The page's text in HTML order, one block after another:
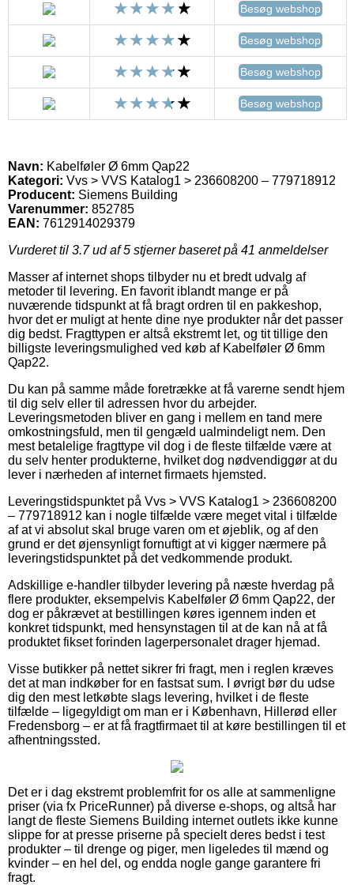
Besøg webshop
Besøg webshop
Besøg webshop
Besøg webshop
Navn: Kabelføler Ø 6mm Qap22
Kategori: Vvs > VVS Katalog1 > 236608200 – 779718912
Producent: Siemens Building
Varenummer: 852785
EAN: 7612914029379
Vurderet til 3.7ud af 5 stjerner baseret på 41 anmeldelser
Masser af internet shops tilbyder nu et bredt udvalg af
metoder til levering. En favorit iblandt mange er på
nuværende tidspunkt at få bragt ordren til en pakkeshop,
hvor det er muligt at hente dine nye produkter når det passer
dig bedst. Fragttypen er altså ekstremt let, og tit tillige den
billigste leveringsmulighed ved køb af Kabelføler Ø 6mm
Qap22.
Du kan på samme måde foretrække at få varerne sendt hjem
til dig selv eller til adressen hvor du arbejder.
Leveringsmetoden bliver en gang i mellem en tand mere
omkostningsfuld, men til gengæld ualmindeligt nem. Den
mest betalelige fragttype vil dog i de fleste tilfælde være at
du selv henter produkterne, hvilket dog nødvendiggør at du
lever i nærheden af internet firmaets hjemsted.
Leveringstidspunktet på Vvs > VVS Katalog1 > 236608200
– 779718912 kan i nogle tilfælde være meget vital i tilfælde
af at vi absolut skal bruge varen om et øjeblik, og af den
grund er det øjensynligt fornuftigt at vi kigger nærmere på
leveringstidspunktet på det vedkommende produkt.
Adskillige e-handler tilbyder levering på næste hverdag på
flere produkter, eksempelvis Kabelføler Ø 6mm Qap22, der
dog er påkrævet at bestillingen køres igennem inden et
konkret tidspunkt, med hensynstagen til at de kan nå at få
produktet fikset forinden lagerpersonalet drager hjemad.
Visse butikker på nettet sikrer fri fragt, men i reglen kræves
det at man indkøber for en fastsat sum. I øvrigt bør du udse
dig den mest letkøbte slags levering, hvilket i de fleste
tilfælde – ligegyldigt om man er i København, Hillerød eller
Fredensborg – er at få fragtfirmaet til at køre bestillingen til et
afhentningssted.
Det er i dag ekstremt problemfrit for os alle at sammenligne
priser (via fx PriceRunner) på diverse e-shops, og altså har
langt de fleste Siemens Building internet outlets ikke kunne
slippe for at presse priserne på specielt deres bedst i test
produkter – til drenge og piger, men ligeledes til mænd og
kvinder – en hel del, og endda nogle gange garantere fri
fragt.